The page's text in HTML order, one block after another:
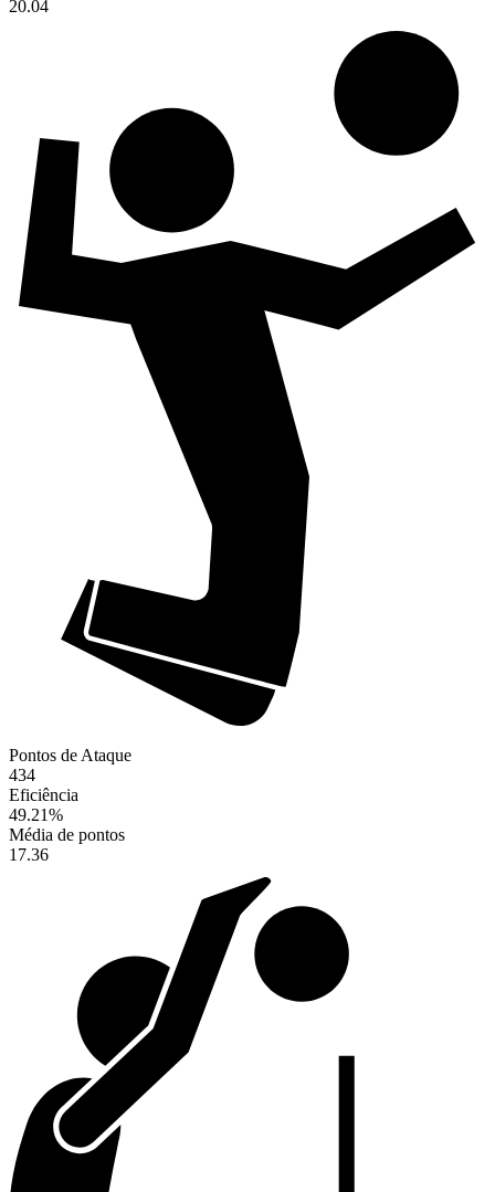
20.04
Pontos de Ataque
434
Eficiência
49.21%
Média de pontos
17.36